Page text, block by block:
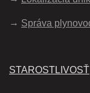
Správa
STAROSTLIVOSŤ